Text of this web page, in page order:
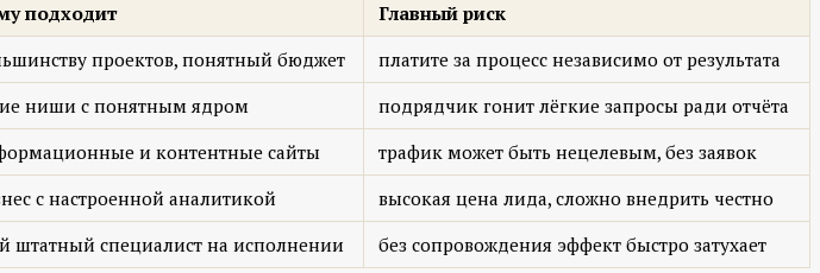
подходит
Главный риск
проектов, понятный бюджет
платите за процесс независимо от результата
ниши с понятным ядром
подрядчик гонит лёгкие запросы ради отчёта
и контентные сайты
трафик может быть нецелевым, без заявок
с настроенной аналитикой
высокая цена лида, сложно внедрить честно
штатный специалист на исполнении без сопровождения эффект быстро затухает